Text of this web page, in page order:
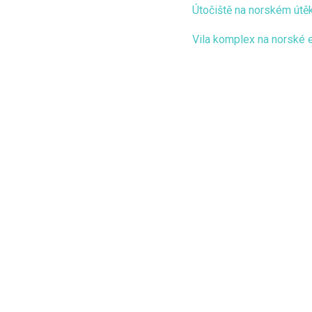
Útočiště na norském
Vila komplex na norské